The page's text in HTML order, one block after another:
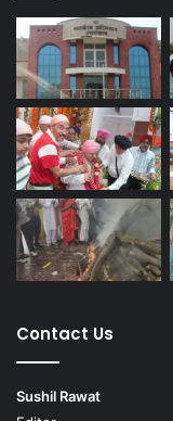
Contact Us
Sushil Rawat